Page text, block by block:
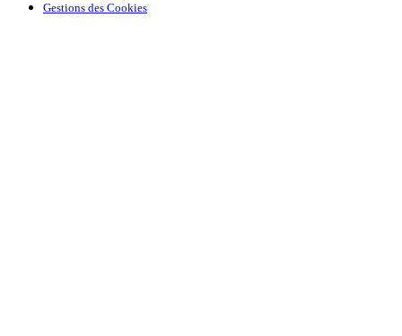
Gestions des Cookies